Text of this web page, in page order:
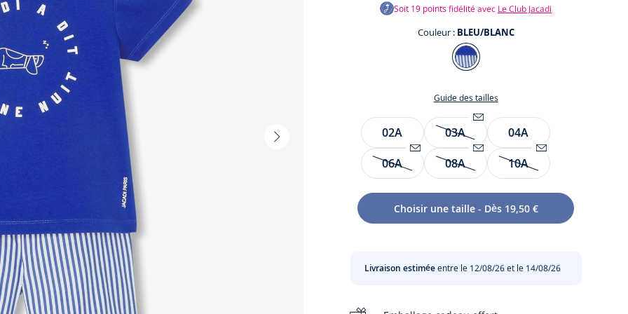
Vignette
Soit 19 points fidélité avec Le Club Jacadi
Couleur : BLEU/BLANC
Couleur
BLEU/BLANC
Guide des tailles
Taille
02A
Être
alerté(e)
par
lorsque
l’article
nouveau
03A 04A
Être
par
email
sera
disponible
06A
Être
par
email
sera
disponible
08A
Être
email
sera
10A
Choisir une taille - Dès 19,50 €
Livraison estiméeentre le 12/08/26 et le 14/08/26